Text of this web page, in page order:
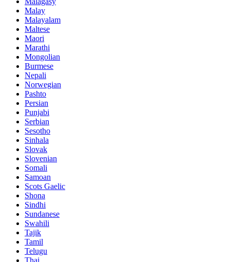
Malay
Malayalam
Maltese
Maori
Marathi
Mongolian
Burmese
Nepali
Norwegian
Pashto
Persian
Punjabi
Serbian
Sesotho
Sinhala
Slovak
Slovenian
Somali
Samoan
Scots Gaelic
Shona
Sindhi
Sundanese
Swahili
Tajik
Tamil
Telugu